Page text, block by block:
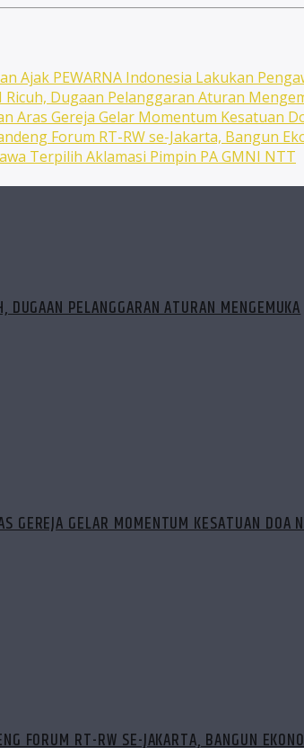
Ajak PEWARNA Indonesia Lakukan
Ricuh, Dugaan Pelanggaran Aturan
Aras Gereja Gelar Momentum Kesatuan
Forum RT-RW se-Jakarta, Bangun
Terpilih Aklamasi Pimpin PA GMNI NTT
PELANGGARAN ATURAN MENGEMUKA
GEREJA GELAR MOMENTUM KESATUAN DOA
FORUM RT-RW SE-JAKARTA, BANGUN